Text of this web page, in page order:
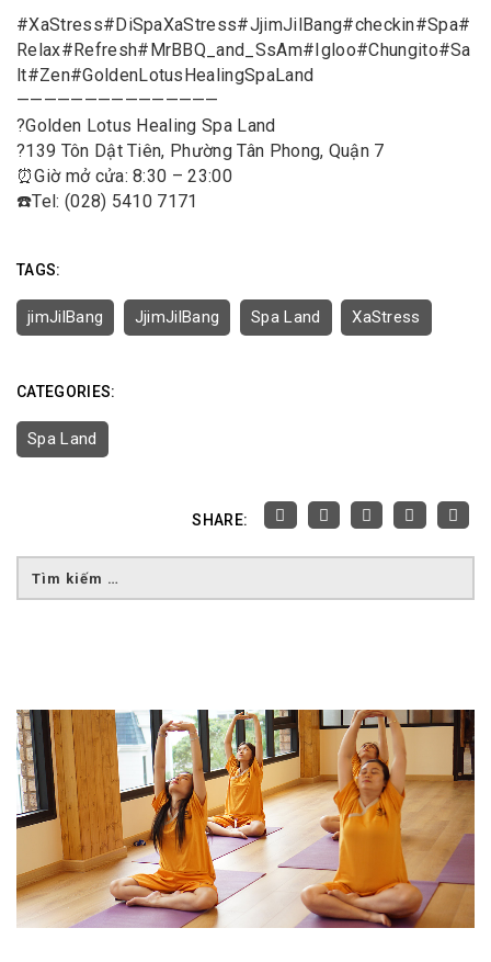
#XaStress#DiSpaXaStress#JjimJilBang#checkin#Spa#
Relax#Refresh#MrBBQ_and_SsAm#Igloo#Chungito#Sa
lt#Zen#GoldenLotusHealingSpaLand
———————————————
?Golden Lotus Healing Spa Land
?139 Tôn Dật Tiên, Phường Tân Phong, Quận 7
⏰Giờ mở cửa: 8:30 – 23:00
☎️Tel: (028) 5410 7171
TAGS:
jimJilBang JjimJilBang Spa Land XaStress
CATEGORIES:
Spa Land
SHARE: